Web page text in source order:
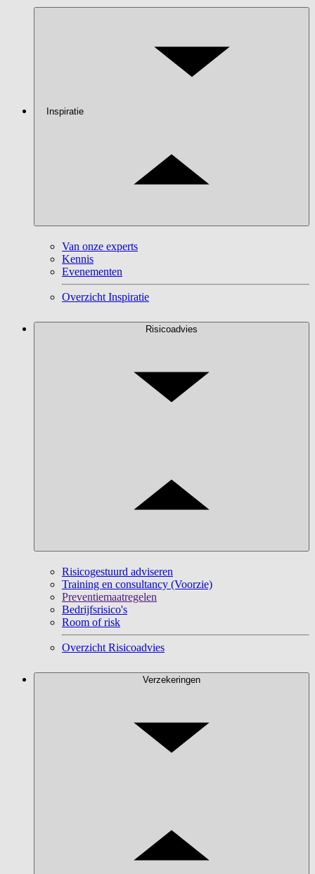
Inspiratie
Van onze experts
Kennis
Evenementen
Overzicht Inspiratie
Risicoadvies
Risicogestuurd adviseren
Training en consultancy (Voorzie)
Preventiemaatregelen
Bedrijfsrisico's
Room of risk
Overzicht Risicoadvies
Verzekeringen